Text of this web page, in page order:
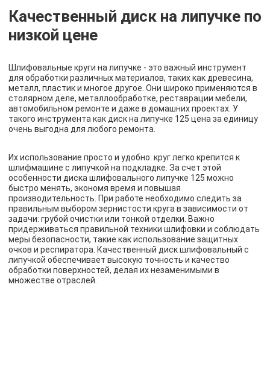
Качественный диск на липучке по
низкой цене
Шлифовальные круги на липучке - это важный инструмент
для обработки различных материалов, таких как древесина,
металл, пластик и многое другое. Они широко применяются в
столярном деле, металлообработке, реставрации мебели,
автомобильном ремонте и даже в домашних проектах. У
такого инструмента как диск на липучке 125 цена за единицу
очень выгодна для любого ремонта.
Их использование просто и удобно: круг легко крепится к
шлифмашине с липучкой на подкладке. За счет этой
особенности диска шлифовального липучке 125 можно
быстро менять, экономя время и повышая
производительность. При работе необходимо следить за
правильным выбором зернистости круга в зависимости от
задачи: грубой очистки или тонкой отделки. Важно
придерживаться правильной техники шлифовки и соблюдать
меры безопасности, такие как использование защитных
очков и респиратора. Качественный диск шлифовальный с
липучкой обеспечивает высокую точность и качество
обработки поверхностей, делая их незаменимыми в
множестве отраслей.